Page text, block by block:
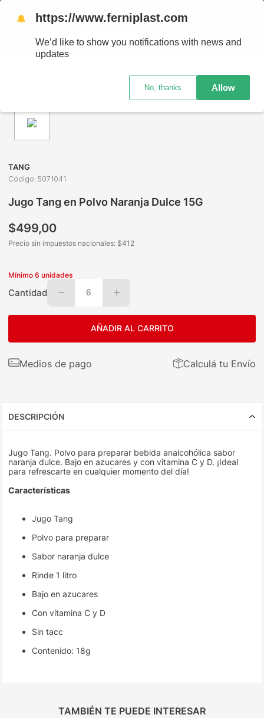
TANG
Código:5071041
Jugo Tang en Polvo Naranja Dulce 15G
$499,00
Precio sin impuestos nacionales: $412
Mínimo6 unidades
Cantidad 6
AÑADIR AL CARRITO
Medios de pago Calculá tu Envío
DESCRIPCIÓN
Jugo Tang. Polvo para preparar bebida analcohólica sabor
naranja dulce. Bajo en azucares y con vitamina C y D. ¡Ideal
para refrescarte en cualquier momento del día!
Características
Jugo Tang
Polvo para preparar
Sabor naranja dulce
Rinde 1 litro
Bajo en azucares
Con vitamina C y D
Sin tacc
Contenido: 18g
TAMBIÉN TE PUEDE INTERESAR
🔔 https://www.ferniplast.com
We’d like to show you notifications with news and
updates
No, thanks Allow